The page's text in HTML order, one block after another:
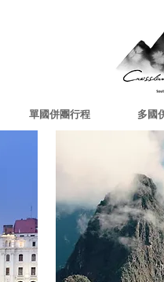
單國併團行程 多國